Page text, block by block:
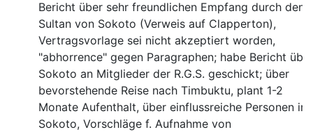
Bericht über sehr freundlichen Empfang durch den
Sultan von Sokoto (Verweis auf Clapperton),
Vertragsvorlage sei nicht akzeptiert worden,
"abhorrence" gegen Paragraphen; habe Bericht über
Sokoto an Mitglieder der R.G.S. geschickt; über
bevorstehende Reise nach Timbuktu, plant 1-2
Monate Aufenthalt, über einflussreiche Personen in
Sokoto, Vorschläge f. Aufnahme von